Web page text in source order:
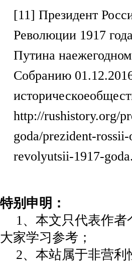
[11] Президент
Революции 1917
Путина
Собранию
http://rushistory.org/
goda/prezident-
revolyutsii-1917-
特别申明：
1、本文只代表作
大家学习参考；
2、本站属于非营